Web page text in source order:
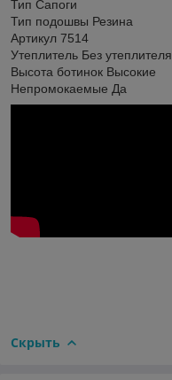
Тип Сапоги
Тип подошвы Резина
Артикул 7514
Утеплитель Без утеплителя
Высота ботинок Высокие
Непромокаемые Да
Скрыть